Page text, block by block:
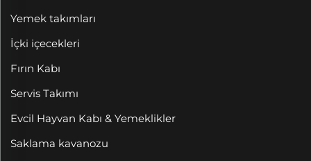
Yemek takımları
İçki içecekleri
Fırın Kabı
Servis Takımı
Evcil Hayvan Kabı & Yemeklikler
Saklama kavanozu